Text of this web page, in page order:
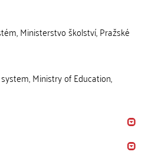
Ministerstvo školství, Pražské
Ministry of Education,